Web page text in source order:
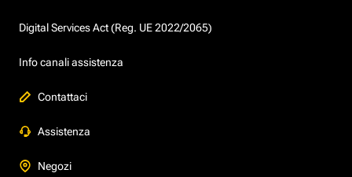
Digital Services Act (Reg. UE 2022/2065)
Info canali assistenza
Contattaci
Assistenza
Negozi